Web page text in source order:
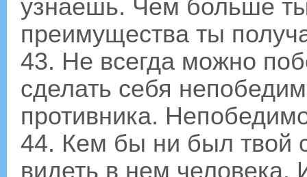
узнаешь. Чем больше
преимущества ты
43. Не всегда можно
сделать себя
противника.
44. Кем бы ни был твой
видеть в нем человека.